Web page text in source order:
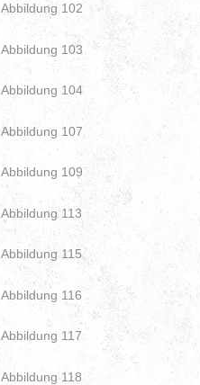
Abbildung 102
Abbildung 103
Abbildung 104
Abbildung 107
Abbildung 109
Abbildung 113
Abbildung 115
Abbildung 116
Abbildung 117
Abbildung 118